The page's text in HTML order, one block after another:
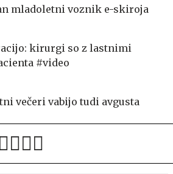
mladoletni voznik e-skiroja
kirurgi so z lastnimi
#video
večeri vabijo tudi avgusta